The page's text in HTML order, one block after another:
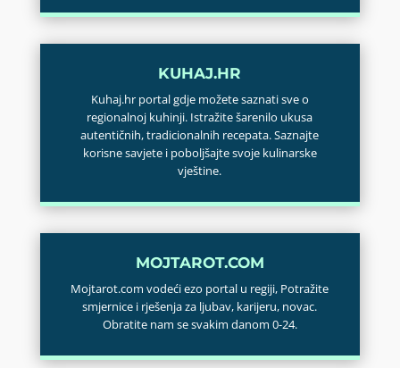
KUHAJ.HR
Kuhaj.hr portal gdje možete saznati sve o
regionalnoj kuhinji. Istražite šarenilo ukusa
autentičnih, tradicionalnih recepata. Saznajte
korisne savjete i poboljšajte svoje kulinarske
vještine.
MOJTAROT.COM
Mojtarot.com vodeći ezo portal u regiji, Potražite
smjernice i rješenja za ljubav, karijeru, novac.
Obratite nam se svakim danom 0-24.